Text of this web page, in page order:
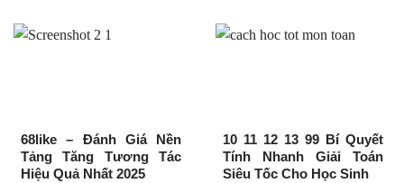
68like – Đánh Giá Nền
Tảng Tăng Tương Tác
Hiệu Quả Nhất 2025
10 11 12 13 99 Bí Quyết
Tính Nhanh Giải Toán
Siêu Tốc Cho Học Sinh